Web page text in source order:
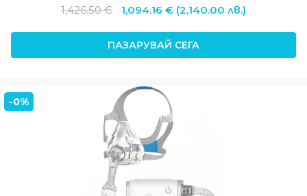
1,426.50€
Original
was:
1,426.50 €.
1,094.16€Текущата
е:
1,094.16 €.
(2,140.00 лв.)
ПАЗАРУВАЙ СЕГА
-0%